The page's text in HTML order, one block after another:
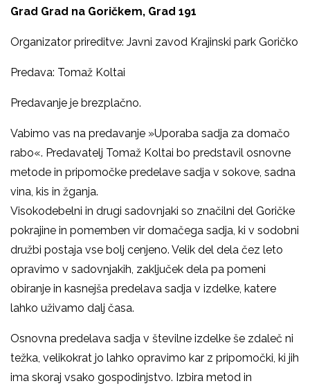
Grad Grad na Goričkem, Grad 191
Organizator prireditve: Javni zavod Krajinski park Goričko
Predava: Tomaž Koltai
Predavanje je brezplačno.
Vabimo vas na predavanje »Uporaba sadja za domačo
rabo«. Predavatelj Tomaž Koltai bo predstavil osnovne
metode in pripomočke predelave sadja v sokove, sadna
vina, kis in žganja.
Visokodebelni in drugi sadovnjaki so značilni del Goričke
pokrajine in pomemben vir domačega sadja, ki v sodobni
družbi postaja vse bolj cenjeno. Velik del dela čez leto
opravimo v sadovnjakih, zaključek dela pa pomeni
obiranje in kasnejša predelava sadja v izdelke, katere
lahko uživamo dalj časa.
Osnovna predelava sadja v številne izdelke še zdaleč ni
težka, velikokrat jo lahko opravimo kar z pripomočki, ki jih
ima skoraj vsako gospodinjstvo. Izbira metod in